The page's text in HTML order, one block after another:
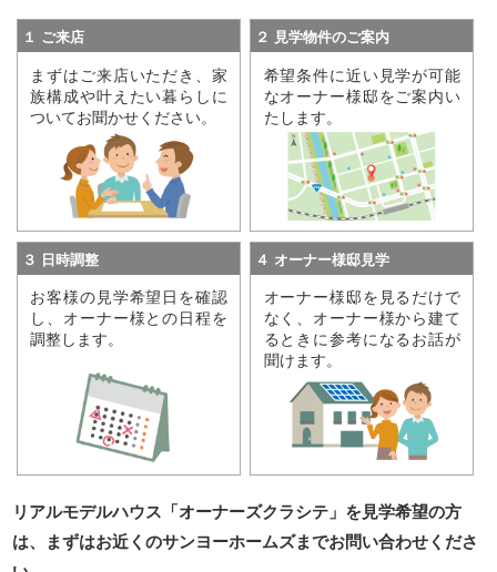
１ ご来店
まずはご来店いただき、家
族構成や叶えたい暮らしに
ついてお聞かせください。
２ 見学物件のご案内
希望条件に近い見学が可能
なオーナー様邸をご案内い
たします。
３ 日時調整
お客様の見学希望日を確認
し、オーナー様との日程を
調整します。
４ オーナー様邸見学
オーナー様邸を見るだけで
なく、オーナー様から建て
るときに参考になるお話が
聞けます。
リアルモデルハウス「オーナーズクラシテ」を見学希望の方
は、まずはお近くのサンヨーホームズまでお問い合わせくださ